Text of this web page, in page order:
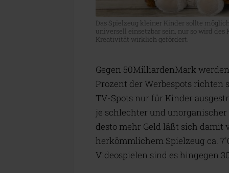
Das Spielzeug kleiner Kinder sollte
universell einsetzbar sein, nur so wird des
Kreativität wirklich gefördert.
Gegen 50MilliardenMark
Prozent der Werbespots richten
TV-Spots nur für Kinder
je schlechter und
desto mehr Geld läßt sich
herkömmlichem Spielzeug ca.
Videospielen sind es hingegen